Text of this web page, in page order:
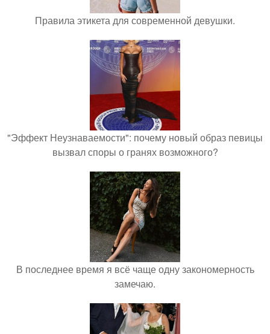
Правила этикета для современной девушки.
"Эффект Неузнаваемости": почему новый образ певицы
вызвал споры о гранях возможного?
В последнее время я всё чаще одну закономерность
замечаю.